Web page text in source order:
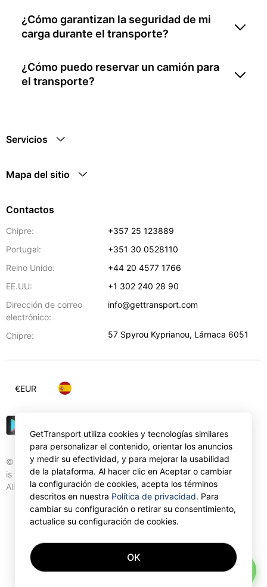
¿Cómo garantizan la seguridad de mi
carga durante el transporte?
¿Cómo puedo reservar un camión para
el transporte?
Servicios
Mapa del sitio
Contactos
Chipre:
+357 25 123889
Portugal:
+351 30 0528110
Reino Unido:
+44 20 4577 1766
EE.UU:
+1 302 240 28 90
Dirección de correo
electrónico:
info@gettransport.com
Chipre: 57 Spyrou Kyprianou, Lárnaca 6051
© Gettransport International Limited. GetTransport®
is trademark of Gettransport International Limited.
All rights reserved.
€EUR
GetTransport utiliza cookies y tecnologías similares
para personalizar el contenido, orientar los anuncios
y medir su efectividad, y para mejorar la usabilidad
de la plataforma. Al hacer clic en Aceptar o cambiar
la configuración de cookies, acepta los términos
descritos en nuestra Política de privacidad. Para
cambiar su configuración o retirar su consentimiento,
actualice su configuración de cookies.
OK
AI